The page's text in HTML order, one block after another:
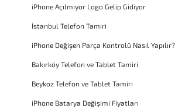
iPhone Açılmıyor Logo Gelip Gidiyor
İstanbul Telefon Tamiri
iPhone Değişen Parça Kontrolü Nasıl Yapılır?
Bakırköy Telefon ve Tablet Tamiri
Beykoz Telefon ve Tablet Tamiri
iPhone Batarya Değişimi Fiyatları